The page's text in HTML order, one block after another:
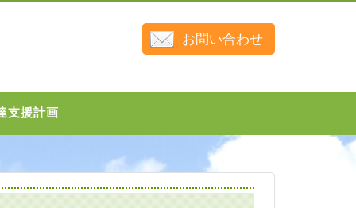
お問い合わせ
支援計画